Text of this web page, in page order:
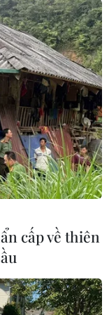
viên Phòng Khảo
tạo tỉnh Sơn La)
TTXVN)
Nga, nguyên
lý chất
tạo tỉnh Sơn
xin giảm nhẹ
hối lộ.”
cấp về thiên